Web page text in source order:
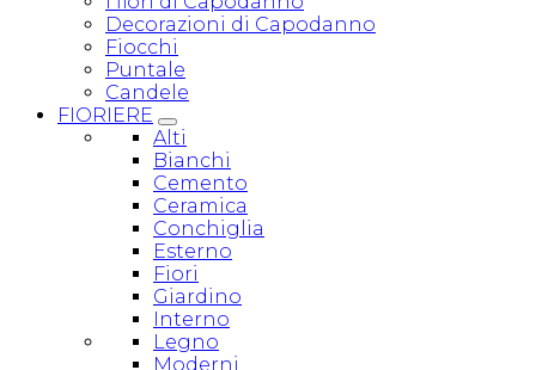
Decorazioni di Capodanno
Fiocchi
Puntale
Candele
FIORIERE
Alti
Bianchi
Cemento
Ceramica
Conchiglia
Esterno
Fiori
Giardino
Interno
Legno
Moderni